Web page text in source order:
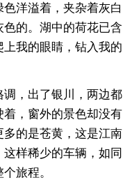
洋溢着，夹杂着灰白
的。湖中的荷花已含
我的眼睛，钻入我的
，出了银川，两边都
，窗外的景色却没有
的是苍黄，这是江南
样稀少的车辆，如同
旅程。